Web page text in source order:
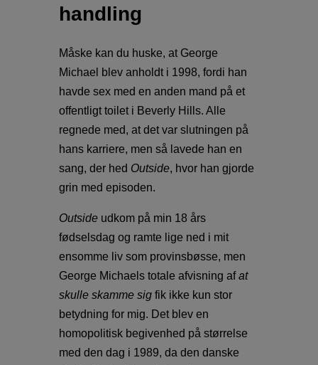
handling
Måske kan du huske, at George
Michael blev anholdt i 1998, fordi han
havde sex med en anden mand på et
offentligt toilet i Beverly Hills. Alle
regnede med, at det var slutningen på
hans karriere, men så lavede han en
sang, der hed Outside, hvor han gjorde
grin med episoden.
Outsideudkom på min 18 års
fødselsdag og ramte lige ned i mit
ensomme liv som provinsbøsse, men
George Michaels totale afvisning afat
skulle skamme sigfik ikke kun stor
betydning for mig. Det blev en
homopolitisk begivenhed på størrelse
med den dag i 1989, da den danske